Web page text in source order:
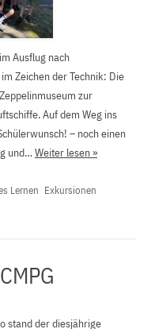
Ausflug nach
Zeichen der Technik: Die
zur
Auf dem Weg ins
– noch einen
und…Weiter lesen »
Lernen Exkursionen
stand der diesjährige